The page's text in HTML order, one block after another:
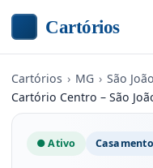
Cartórios
Cartórios › MG › São
Cartório Centro – São
● Ativo